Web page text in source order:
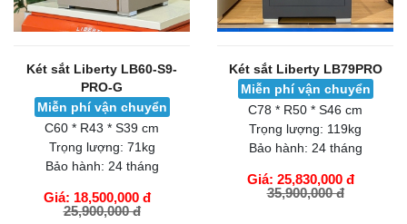
Két sắt Liberty LB60-S9-
PRO-G
Miễn phí vận chuyển
C60 * R43 * S39 cm
Trọng lượng: 71kg
Bảo hành: 24 tháng
Giá: 18,500,000 đ
25,900,000 đ
GIỎ HÀNG
Két sắt Liberty LB79PRO
Miễn phí vận chuyển
C78 * R50 * S46 cm
Trọng lượng: 119kg
Bảo hành: 24 tháng
Giá: 25,830,000 đ
35,900,000 đ